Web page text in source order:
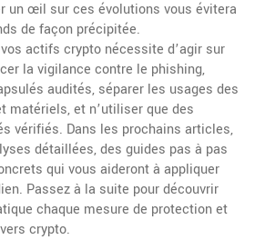
un œil sur ces évolutions vous évitera
de façon précipitée.
actifs crypto nécessite d’agir sur
la vigilance contre le phishing,
audités, séparer les usages des
matériels, et n’utiliser que des
vérifiés. Dans les prochains articles,
détaillées, des guides pas à pas
qui vous aideront à appliquer
Passez à la suite pour découvrir
chaque mesure de protection et
crypto.